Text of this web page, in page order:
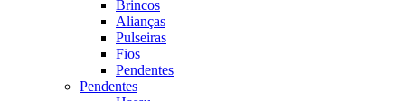
Brincos
Alianças
Pulseiras
Fios
Pendentes
Pendentes